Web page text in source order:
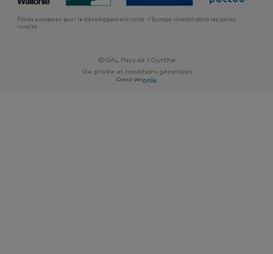
À capacité égale, on estime que les surgélateurs horizontaux
(bahuts) consomment de l’ordre de 15% de moins que les
surgélateurs verticaux (armoires).
Fonds européen pour le développement rural : l'Europe investit dans les zones
rurales
©GAL Pays de l’Ourthe
Vie privée et conditions générales
Conçu par